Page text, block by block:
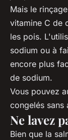
Mais le
vitamine C de
les pois.
sodium ou à
encore plus
de sodium.
Vous pouvez
congelés sans
Ne lavez
Bien que la